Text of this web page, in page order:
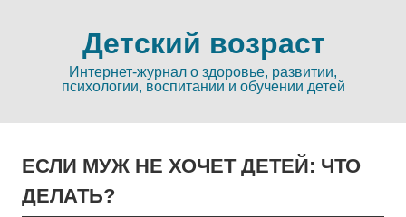
Детский возраст
Интернет-журнал о здоровье, развитии,
психологии, воспитании и обучении детей
ЕСЛИ МУЖ НЕ ХОЧЕТ ДЕТЕЙ: ЧТО
ДЕЛАТЬ?